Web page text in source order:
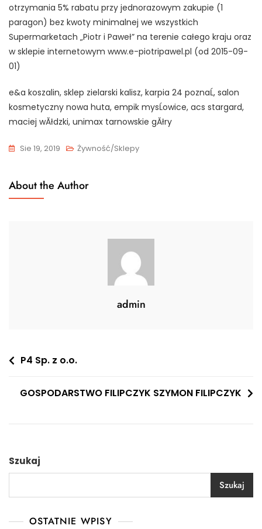
otrzymania 5% rabatu przy jednorazowym zakupie (1
paragon) bez kwoty minimalnej we wszystkich
Supermarketach „Piotr i Paweł” na terenie całego kraju oraz
w sklepie internetowym www.e-piotripawel.pl (od 2015-09-
01)
e&a koszalin, sklep zielarski kalisz, karpia 24 poznaĹ, salon
kosmetyczny nowa huta, empik mysĹowice, acs stargard,
maciej wĂłdzki, unimax tarnowskie gĂłry
Sie 19, 2019 Żywność/Sklepy
About the Author
admin
Nawigacja
P4 Sp. z o.o.
GOSPODARSTWO FILIPCZYK SZYMON FILIPCZYK
Szukaj
Szukaj
OSTATNIE WPISY